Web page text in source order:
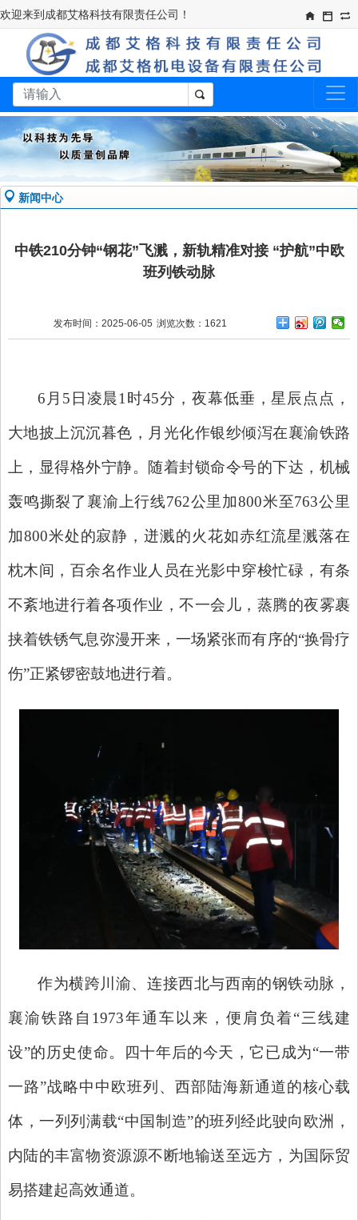
欢迎来到成都艾格科技有限责任公司！​
新闻中心
中铁210分钟“钢花”飞溅，新轨精准对接 “护航”中欧
班列铁动脉
发布时间：2025-06-05 浏览次数：1621
6月5日凌晨1时45分，夜幕低垂，星辰点点，
大地披上沉沉暮色，月光化作银纱倾泻在襄渝铁路
上，显得格外宁静。随着封锁命令号的下达，机械
轰鸣撕裂了襄渝上行线762公里加800米至763公里
加800米处的寂静，迸溅的火花如赤红流星溅落在
枕木间，百余名作业人员在光影中穿梭忙碌，有条
不紊地进行着各项作业，不一会儿，蒸腾的夜雾裹
挟着铁锈气息弥漫开来，一场紧张而有序的“换骨疗
伤”正紧锣密鼓地进行着。
作为横跨川渝、连接西北与西南的钢铁动脉，
襄渝铁路自 1973年通车以来，便肩负着“三线建
设”的历史使命。四十年后的今天，它已成为“一带
一路”战略中中欧班列、西部陆海新通道的核心载
体，一列列满载“中国制造”的班列经此驶向欧洲，
内陆的丰富物资源源不断地输送至远方，为国际贸
易搭建起高效通道。